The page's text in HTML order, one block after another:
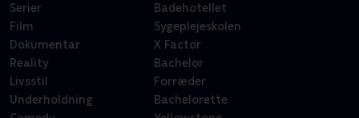
Serier
Film
Dokumentar
Reality
Livsstil
Underholdning
Badehotellet
Sygeplejeskolen
X Factor
Bachelor
Forræder
Bachelorette